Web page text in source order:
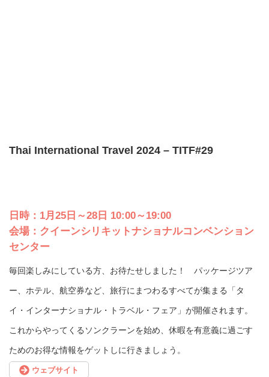
Thai International Travel 2024 – TITF#29
日時：1月25日～28日 10:00～19:00
会場：クイーンシリキットナショナルコンベンション
センター
毎回楽しみにしている方、お待たせしました！ パッケージツア
ー、ホテル、航空券など、旅行にまつわるすべてが集まる「タ
イ・インターナショナル・トラベル・フェア」が開催されます。
これからやってくるソンクラーンを始め、休暇を有意義に過ごす
ためのお得な情報をゲットしに行きましょう。
ウェブサイト